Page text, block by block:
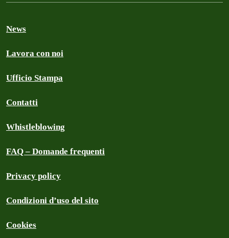
News
Lavora con noi
Ufficio Stampa
Contatti
Whistleblowing
FAQ – Domande frequenti
Privacy policy
Condizioni d’uso del sito
Cookies